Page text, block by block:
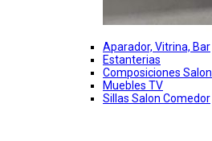
Aparador, Vitrina, Bar
Estanterias
Composiciones Salon
Muebles TV
Sillas Salon Comedor